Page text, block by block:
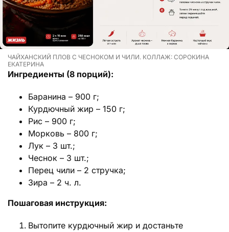
ЧАЙХАНСКИЙ ПЛОВ С ЧЕСНОКОМ И ЧИЛИ. КОЛЛАЖ: СОРОКИНА
ЕКАТЕРИНА
Ингредиенты (8 порций):
Баранина – 900 г;
Курдючный жир – 150 г;
Рис – 900 г;
Морковь – 800 г;
Лук – 3 шт.;
Чеснок – 3 шт.;
Перец чили – 2 стручка;
Зира – 2 ч. л.
Пошаговая инструкция:
Вытопите курдючный жир и достаньте